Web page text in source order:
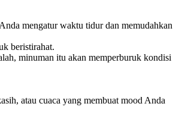
mengatur waktu tidur dan memudahkan
beristirahat.
minuman itu akan memperburuk kondisi
atau cuaca yang membuat mood Anda